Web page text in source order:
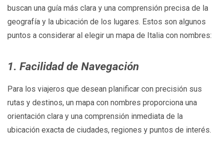
buscan una guía más clara y una comprensión precisa de la
geografía y la ubicación de los lugares. Estos son algunos
puntos a considerar al elegir un mapa de Italia con nombres:
1. Facilidad de Navegación
Para los viajeros que desean planificar con precisión sus
rutas y destinos, un mapa con nombres proporciona una
orientación clara y una comprensión inmediata de la
ubicación exacta de ciudades, regiones y puntos de interés.